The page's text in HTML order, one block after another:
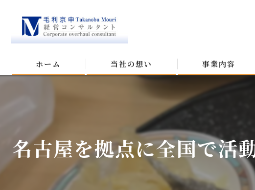
ホーム 当社の想い 事業内容
名古屋を拠点に全国で活